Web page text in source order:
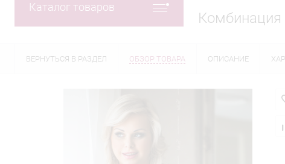
Каталог товаров
Комбинация
ВЕРНУТЬСЯ В РАЗДЕЛ ОБЗОР ТОВАРА ОПИСАНИЕ